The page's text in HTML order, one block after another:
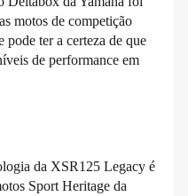
motos de competição
pode ter a certeza de que
de performance em
da XSR125 Legacy é
Sport Heritage da